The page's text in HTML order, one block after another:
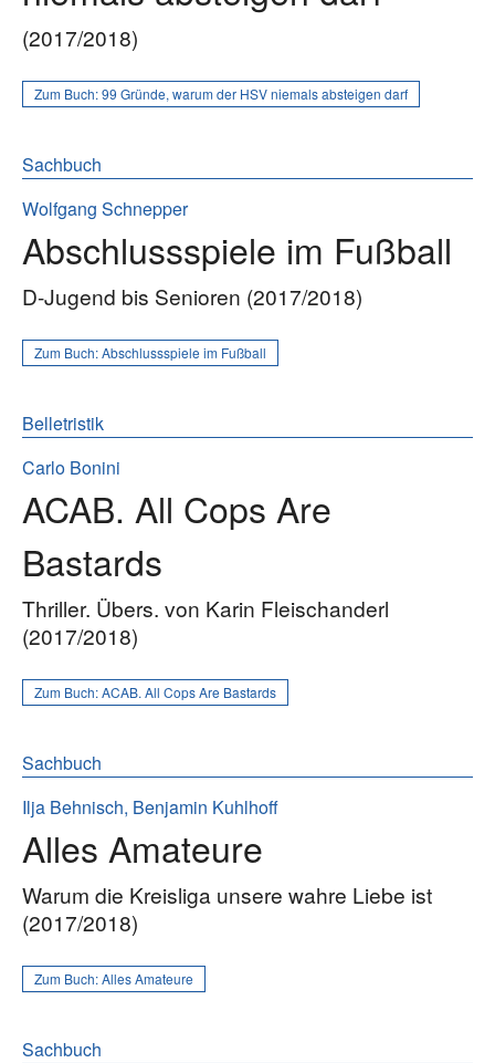
(2017/2018)
Zum Buch:99 Gründe, warum der HSV niemals absteigen darf
Sachbuch
Wolfgang Schnepper
Abschlussspiele im Fußball
D-Jugend bis Senioren (2017/2018)
Zum Buch:Abschlussspiele im Fußball
Belletristik
Carlo Bonini
ACAB. All Cops Are
Bastards
Thriller. Übers. von Karin Fleischanderl
(2017/2018)
Zum Buch:ACAB. All Cops Are Bastards
Sachbuch
Ilja Behnisch, Benjamin Kuhlhoff
Alles Amateure
Warum die Kreisliga unsere wahre Liebe ist
(2017/2018)
Zum Buch:Alles Amateure
Sachbuch